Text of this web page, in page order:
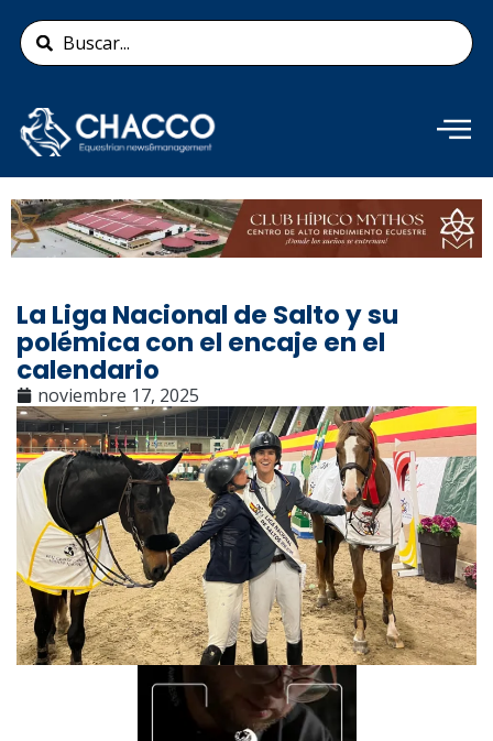
contenido
Search
...
Añade aquí tu texto de
cabecera
La Liga Nacional de Salto y su
polémica con el encaje en el
calendario
noviembre 17, 2025